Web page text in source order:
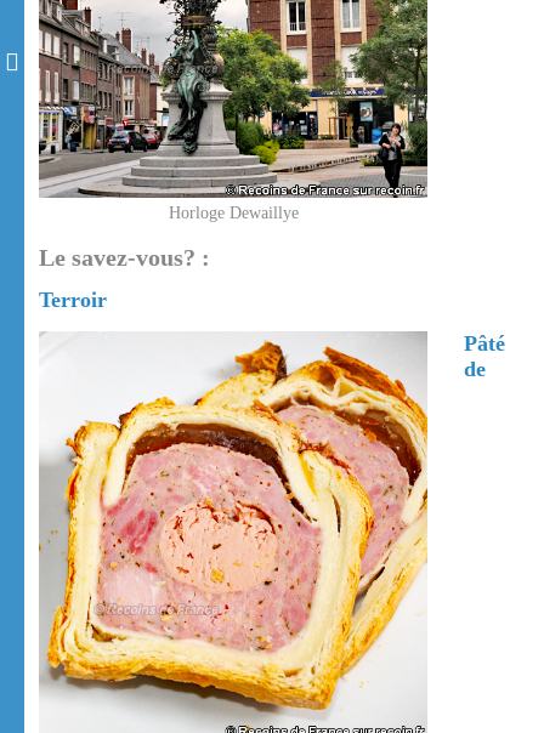
Horloge Dewaillye
Le savez-vous? :
Terroir
Pâté
de